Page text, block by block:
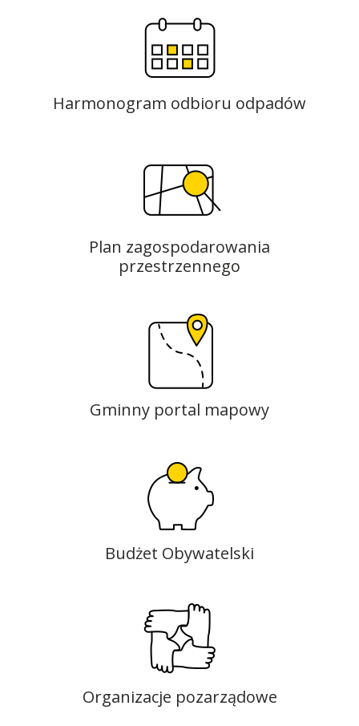
Harmonogram odbioru odpadów
Plan zagospodarowania
przestrzennego
Gminny portal mapowy
Budżet Obywatelski
Organizacje pozarządowe